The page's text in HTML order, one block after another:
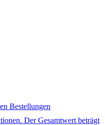
Bestellungen
Der Gesamtwert beträgt